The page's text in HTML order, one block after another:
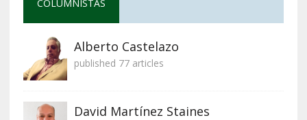
COLUMNISTAS
Alberto Castelazo
published 77 articles
David Martínez Staines